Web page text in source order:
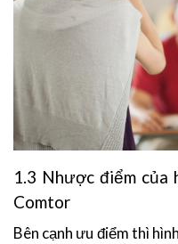
1.3 Nhược điểm
Comtor
Bên cạnh ưu điểm thì